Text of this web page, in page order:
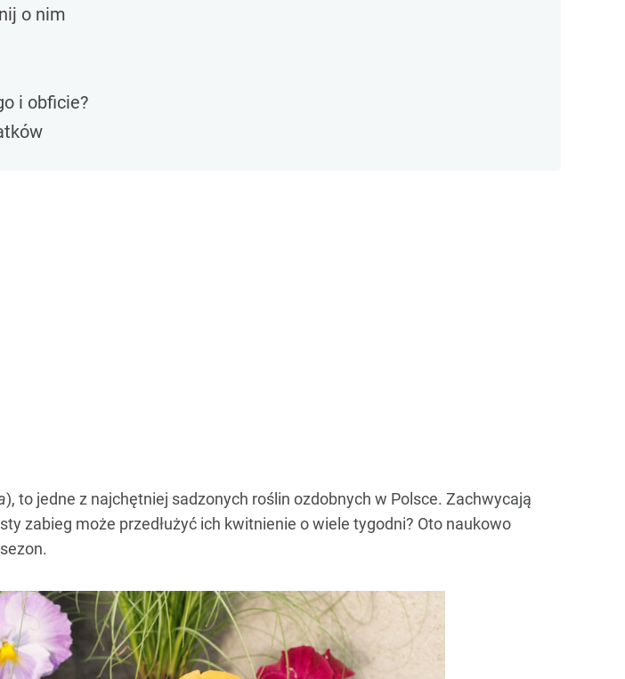
o nim
i obficie?
), to jedne z najchętniej sadzonych roślin ozdobnych w Polsce. Zachwycają
zabieg może przedłużyć ich kwitnienie o wiele tygodni? Oto naukowo